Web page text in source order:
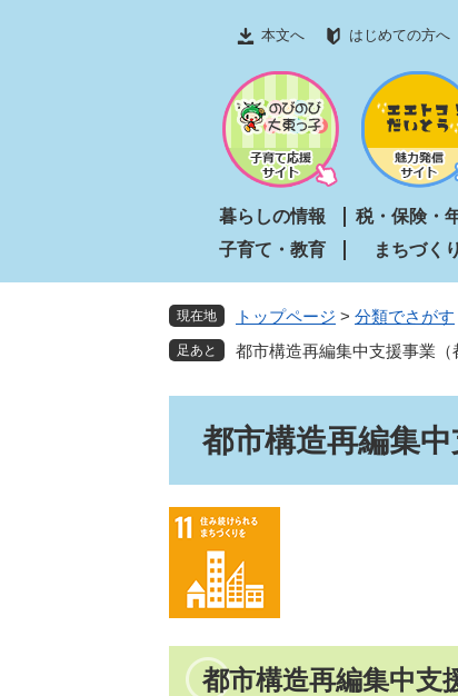
文
本文へ はじめての方へ
暮らしの情報 税・保険・
子育て・教育
まちづくり
現在地 トップページ > 分類でさがす
都市構造再編集中支援事業（
都市構造再編集中
都市構造再編集中支